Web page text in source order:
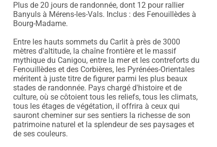
Plus de 20 jours de randonnée, dont 12 pour rallier
Banyuls à Mérens-les-Vals. Inclus : des Fenouillèdes à
Bourg-Madame.
Entre les hauts sommets du Carlit à près de 3000
mètres d'altitude, la chaîne frontière et le massif
mythique du Canigou, entre la mer et les contreforts du
Fenouillèdes et des Corbières, les Pyrénées-Orientales
méritent à juste titre de figurer parmi les plus beaux
stades de randonnée. Pays chargé d'histoire et de
culture, où se côtoient tous les reliefs, tous les climats,
tous les étages de végétation, il offrira à ceux qui
sauront cheminer sur ses sentiers la richesse de son
patrimoine naturel et la splendeur de ses paysages et
de ses couleurs.